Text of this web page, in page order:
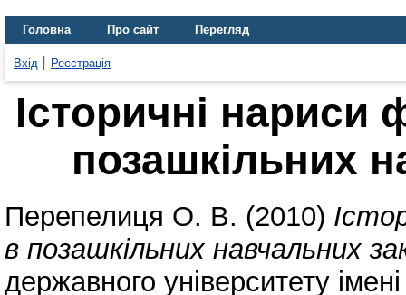
Головна Про сайт Перегляд
Вхід Реєстрація
Історичні нариси
позашкільних
Перепелиця О. В. (2010)
в позашкільних навчальних
державного університету